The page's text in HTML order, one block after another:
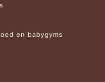
en babygyms